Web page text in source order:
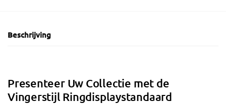
Beschrijving
Presenteer Uw Collectie met de
Vingerstijl Ringdisplaystandaard